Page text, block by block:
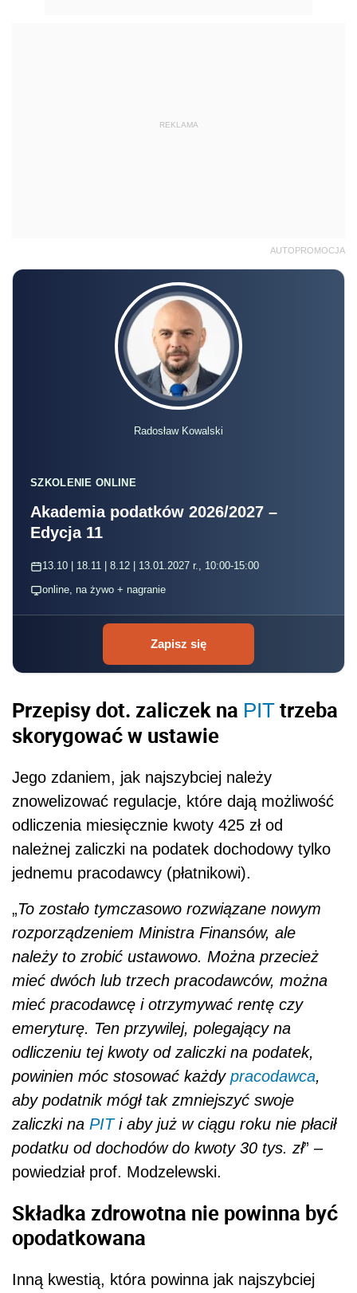
REKLAMA
AUTOPROMOCJA
Radosław Kowalski
SZKOLENIE ONLINE
Akademia podatków 2026/2027 –
Edycja 11
13.10 | 18.11 | 8.12 | 13.01.2027 r., 10:00-15:00
online, na żywo + nagranie
Zapisz się
Przepisy dot. zaliczek na PIT trzeba
skorygować w ustawie
Jego zdaniem, jak najszybciej należy
znowelizować regulacje, które dają możliwość
odliczenia miesięcznie kwoty 425 zł od
należnej zaliczki na podatek dochodowy tylko
jednemu pracodawcy (płatnikowi).
„To zostało tymczasowo rozwiązane nowym
rozporządzeniem Ministra Finansów, ale
należy to zrobić ustawowo. Można przecież
mieć dwóch lub trzech pracodawców, można
mieć pracodawcę i otrzymywać rentę czy
emeryturę. Ten przywilej, polegający na
odliczeniu tej kwoty od zaliczki na podatek,
powinien móc stosować każdy pracodawca,
aby podatnik mógł tak zmniejszyć swoje
zaliczki na PITi aby już w ciągu roku nie płacił
podatku od dochodów do kwoty 30 tys. zł” –
powiedział prof. Modzelewski.
Składka zdrowotna nie powinna być
opodatkowana
Inną kwestią, która powinna jak najszybciej